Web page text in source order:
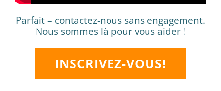
Parfait – contactez-nous sans engagement.
Nous sommes là pour vous aider !
INSCRIVEZ-VOUS!